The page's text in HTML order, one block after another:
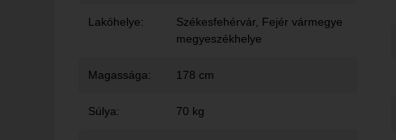
Lakóhelye: Székesfehérvár , Fejér vármegye
megyeszékhelye
Magassága: 178 cm
Súlya: 70 kg